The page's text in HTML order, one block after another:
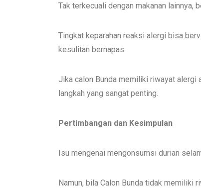
Tak terkecuali dengan makanan lainnya,
Tingkat keparahan reaksi alergi bisa
kesulitan bernapas.
Jika calon Bunda memiliki riwayat alergi
langkah yang sangat penting.
Pertimbangan dan Kesimpulan
Isu mengenai mengonsumsi durian
Namun, bila Calon Bunda tidak memiliki